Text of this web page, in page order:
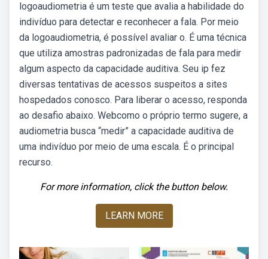
logoaudiometria é um teste que avalia a habilidade do
indivíduo para detectar e reconhecer a fala. Por meio
da logoaudiometria, é possível avaliar o. É uma técnica
que utiliza amostras padronizadas de fala para medir
algum aspecto da capacidade auditiva. Seu ip fez
diversas tentativas de acessos suspeitos a sites
hospedados conosco. Para liberar o acesso, responda
ao desafio abaixo. Webcomo o próprio termo sugere, a
audiometria busca “medir” a capacidade auditiva de
uma indivíduo por meio de uma escala. É o principal
recurso.
For more information, click the button below.
LEARN MORE